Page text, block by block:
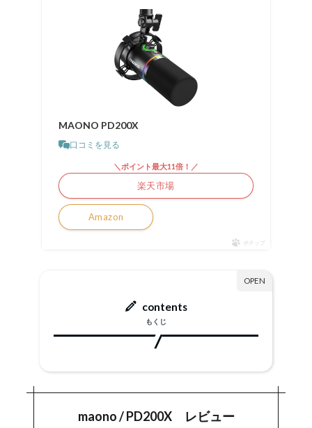
MAONO PD200X
口コミを見る
Amazon
＼ポイント最大11倍！／
楽天市場
ポチップ
contents
もくじ
1.
期待以上に良い
使い勝手の良いインタフェース、残念な点も
maono / PD200X レビュー